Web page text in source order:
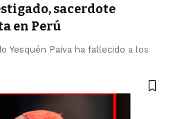
sacerdote
en Perú
Yesquén Paiva ha fallecido a los